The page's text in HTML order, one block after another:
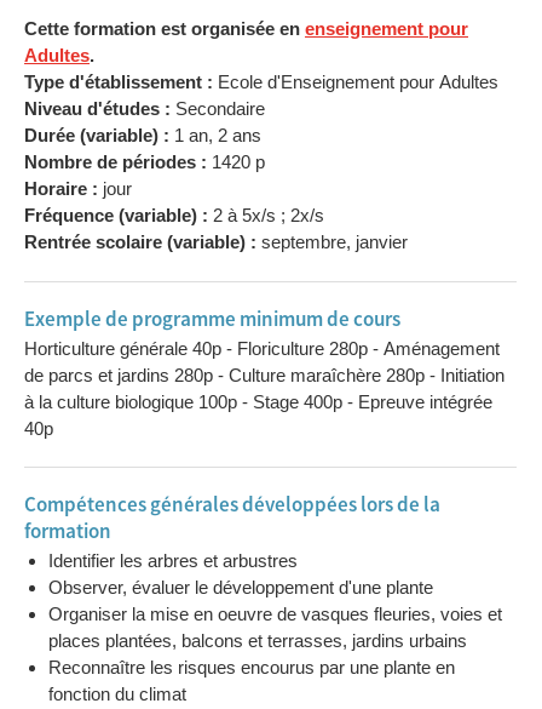
Cette formation est organisée en enseignement pour
Adultes.
Type d'établissement : Ecole d'Enseignement pour Adultes
Niveau d'études : Secondaire
Durée (variable) :
1 an, 2 ans
Nombre de périodes : 1420 p
Horaire : jour
Fréquence (variable) :
2 à 5x/s ; 2x/s
Rentrée scolaire (variable) :
septembre, janvier
Exemple de programme minimum de cours
Horticulture générale 40p - Floriculture 280p - Aménagement
de parcs et jardins 280p - Culture maraîchère 280p - Initiation
à la culture biologique 100p - Stage 400p - Epreuve intégrée
40p
Compétences générales développées lors de la
formation
Identifier les arbres et arbustres
Observer, évaluer le développement d'une plante
Organiser la mise en oeuvre de vasques fleuries, voies et
places plantées, balcons et terrasses, jardins urbains
Reconnaître les risques encourus par une plante en
fonction du climat